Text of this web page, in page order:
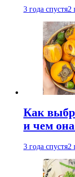
3 года спустя2
Как
и чем
3 года спустя2